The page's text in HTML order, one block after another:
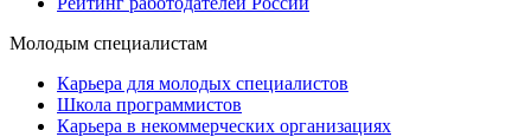
Молодым специалистам
Карьера для молодых специалистов
Школа программистов
Карьера в некоммерческих организациях